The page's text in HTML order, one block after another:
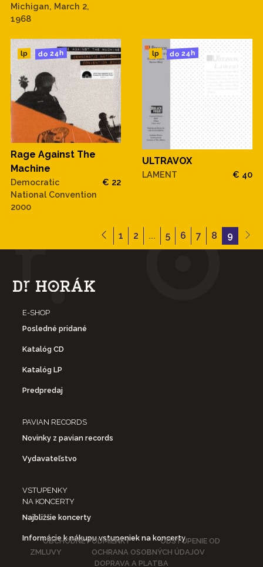
Michigan, March 2,
1968
lp do 24h
Rage Against The
Machine
Democratic
National Convention
2000
€ 22
lp do 24h
ULTRAVOX
LAMENT € 40
1 2 ... 5 6 7 8 9
E-SHOP
Posledné pridané
Katalóg CD
Katalóg LP
Predpredaj
PAVIAN RECORDS
Novinky z pavian records
Vydavateľstvo
VSTUPENKY
NA KONCERTY
Najbližšie koncerty
Informácie k nákupu vstupeniek na koncerty
OBCHODNÉ PODMIENKY
ODSTÚPENIE OD
ZMLUVY
OCHRANA OSOBNÝCH ÚDAJOV
DOPRAVA A PLATBA